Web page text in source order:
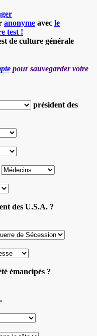
anonyme avec le
test !
de culture générale
pour sauvegarder votre
président des
des U.S.A. ?
émancipés ?
.